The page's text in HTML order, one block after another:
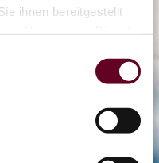
ihnen bereitgestellt0/13
0/2